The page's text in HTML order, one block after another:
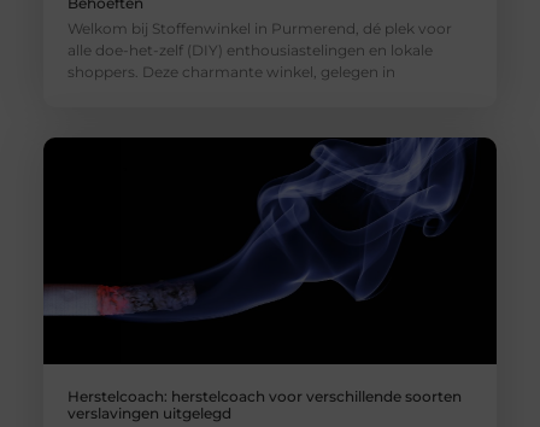
Welkom bij Stoffenwinkel in Purmerend, dé plek voor
alle doe-het-zelf (DIY) enthousiastelingen en lokale
shoppers. Deze charmante winkel, gelegen in
Herstelcoach: herstelcoach voor verschillende soorten
verslavingen uitgelegd